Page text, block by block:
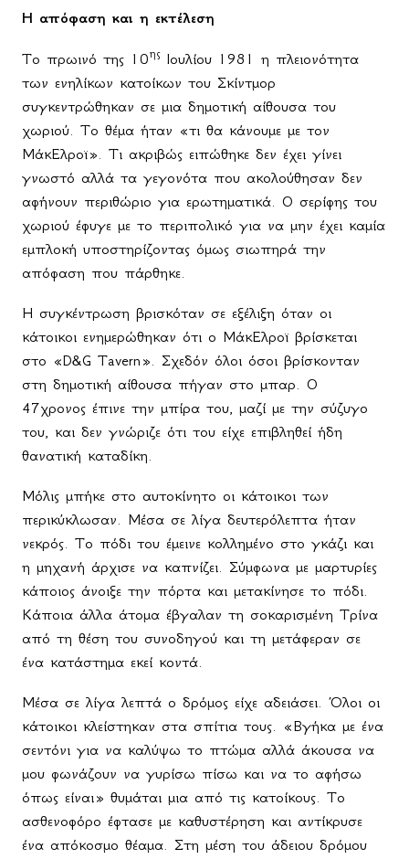
Η απόφαση και η εκτέλεση
Το πρωινό της 10ηςΙουλίου 1981 η πλειονότητα
των ενηλίκων κατοίκων του Σκίντμορ
συγκεντρώθηκαν σε μια δημοτική αίθουσα του
χωριού. Το θέμα ήταν «τι θα κάνουμε με τον
ΜάκΕλροϊ». Τι ακριβώς ειπώθηκε δεν έχει γίνει
γνωστό αλλά τα γεγονότα που ακολούθησαν δεν
αφήνουν περιθώριο για ερωτηματικά. Ο σερίφης του
χωριού έφυγε με το περιπολικό για να μην έχει καμία
εμπλοκή υποστηρίζοντας όμως σιωπηρά την
απόφαση που πάρθηκε.
Η συγκέντρωση βρισκόταν σε εξέλιξη όταν οι
κάτοικοι ενημερώθηκαν ότι ο ΜάκΕλροϊ βρίσκεται
στο «D&G Tavern ». Σχεδόν όλοι όσοι βρίσκονταν
στη δημοτική αίθουσα πήγαν στο μπαρ. Ο
47χρονος έπινε την μπίρα του, μαζί με την σύζυγο
του, και δεν γνώριζε ότι του είχε επιβληθεί ήδη
θανατική καταδίκη.
Μόλις μπήκε στο αυτοκίνητο οι κάτοικοι των
περικύκλωσαν. Μέσα σε λίγα δευτερόλεπτα ήταν
νεκρός. Το πόδι του έμεινε κολλημένο στο γκάζι και
η μηχανή άρχισε να καπνίζει. Σύμφωνα με μαρτυρίες
κάποιος άνοιξε την πόρτα και μετακίνησε το πόδι.
Κάποια άλλα άτομα έβγαλαν τη σοκαρισμένη Τρίνα
από τη θέση του συνοδηγού και τη μετάφεραν σε
ένα κατάστημα εκεί κοντά.
Μέσα σε λίγα λεπτά ο δρόμος είχε αδειάσει. Όλοι οι
κάτοικοι κλείστηκαν στα σπίτια τους. «Βγήκα με ένα
σεντόνι για να καλύψω το πτώμα αλλά άκουσα να
μου φωνάζουν να γυρίσω πίσω και να το αφήσω
όπως είναι» θυμάται μια από τις κατοίκους. Το
ασθενοφόρο έφτασε με καθυστέρηση και αντίκρυσε
ένα απόκοσμο θέαμα. Στη μέση του άδειου δρόμου